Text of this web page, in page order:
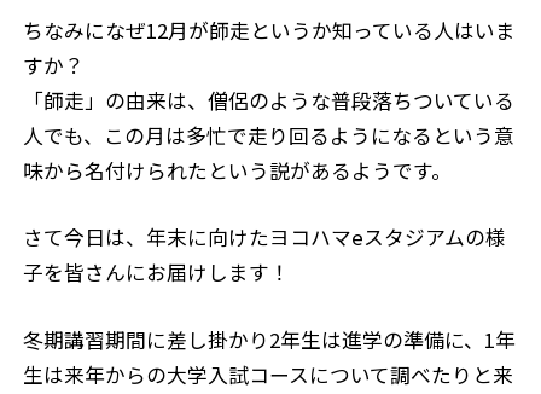
ちなみになぜ12月が師走というか知っている人はいま
すか？
「師走」の由来は、僧侶のような普段落ちついている
人でも、この月は多忙で走り回るようになるという意
味から名付けられたという説があるようです。
さて今日は、年末に向けたヨコハマeスタジアムの様
子を皆さんにお届けします！
冬期講習期間に差し掛かり2年生は進学の準備に、1年
生は来年からの大学入試コースについて調べたりと来